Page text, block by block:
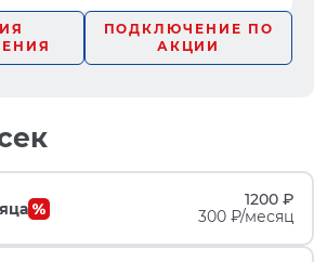
ПОДКЛЮЧЕНИЕ ПО
АКЦИИ
1200 ₽
300 ₽/месяц